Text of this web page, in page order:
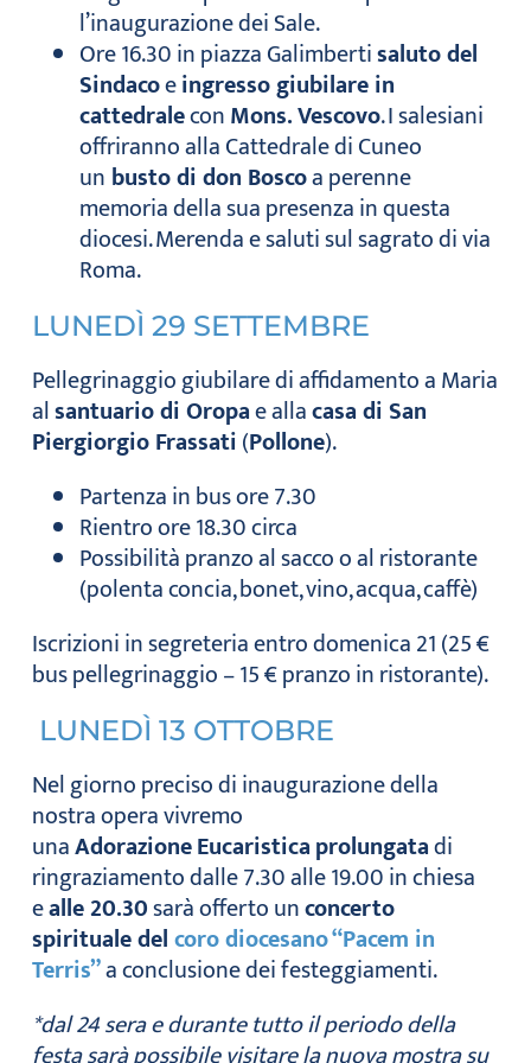
l’inaugurazione dei Sale.
Ore 16.30 in piazza Galimbertisaluto del
Sindacoeingresso giubilare in
cattedraleconMons. Vescovo. I salesiani
offriranno alla Cattedrale di Cuneo
un busto di don Boscoa perenne
memoria della sua presenza in questa
diocesi. Merenda e saluti sul sagrato di via
Roma.
LUNEDÌ 29 SETTEMBRE
Pellegrinaggio giubilare di affidamento a Maria
alsantuario di Oropae allacasa di San
Piergiorgio Frassati(Pollone).
Partenza in bus ore 7.30
Rientro ore 18.30 circa
Possibilità pranzo al sacco o al ristorante
(polenta concia, bonet, vino, acqua, caffè)
Iscrizioni in segreteria entro domenica 21 (25 €
bus pellegrinaggio – 15 € pranzo in ristorante).
LUNEDÌ 13 OTTOBRE
Nel giorno preciso di inaugurazione della
nostra opera vivremo
unaAdorazioneEucaristicaprolungatadi
ringraziamento dalle 7.30 alle 19.00 in chiesa
ealle 20.30sarà offerto unconcerto
spirituale delcoro diocesano “Pacem in
Terris”a conclusione dei festeggiamenti.
*dal 24 sera e durante tutto il periodo della